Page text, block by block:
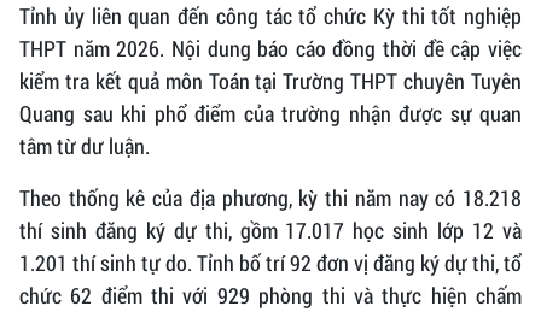
Tỉnh ủy liên quan đến công tác tổ chức Kỳ thi tốt nghiệp
THPT năm 2026. Nội dung báo cáo đồng thời đề cập việc
kiểm tra kết quả môn Toán tại Trường THPT chuyên Tuyên
Quang sau khi phổ điểm của trường nhận được sự quan
tâm từ dư luận.
Theo thống kê của địa phương, kỳ thi năm nay có 18.218
thí sinh đăng ký dự thi, gồm 17.017 học sinh lớp 12 và
1.201 thí sinh tự do. Tỉnh bố trí 92 đơn vị đăng ký dự thi, tổ
chức 62 điểm thi với 929 phòng thi và thực hiện chấm